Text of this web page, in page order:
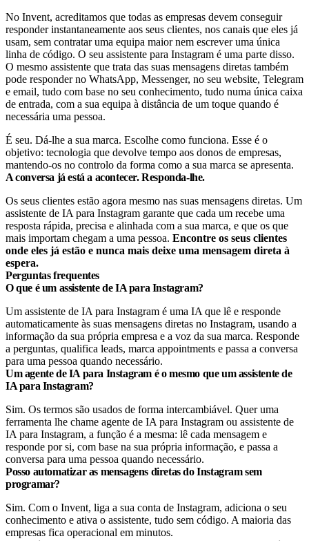
No Invent, acreditamos que todas as empresas devem conseguir
responder instantaneamente aos seus clientes, nos canais que eles já
usam, sem contratar uma equipa maior nem escrever uma única
linha de código. O seu assistente para Instagram é uma parte disso.
O mesmo assistente que trata das suas mensagens diretas também
pode responder no WhatsApp, Messenger, no seu website, Telegram
e email, tudo com base no seu conhecimento, tudo numa única caixa
de entrada, com a sua equipa à distância de um toque quando é
necessária uma pessoa.
É seu. Dá-lhe a sua marca. Escolhe como funciona. Esse é o
objetivo: tecnologia que devolve tempo aos donos de empresas,
mantendo-os no controlo da forma como a sua marca se apresenta.
A conversa já está a acontecer. Responda-lhe.
Os seus clientes estão agora mesmo nas suas mensagens diretas. Um
assistente de IA para Instagram garante que cada um recebe uma
resposta rápida, precisa e alinhada com a sua marca, e que os que
mais importam chegam a uma pessoa. Encontre os seus clientes
onde eles já estão e nunca mais deixe uma mensagem direta à
espera.
Perguntas frequentes
O que é um assistente de IA para Instagram?
Um assistente de IA para Instagram é uma IA que lê e responde
automaticamente às suas mensagens diretas no Instagram, usando a
informação da sua própria empresa e a voz da sua marca. Responde
a perguntas, qualifica leads, marca appointments e passa a conversa
para uma pessoa quando necessário.
Um agente de IA para Instagram é o mesmo que um assistente de
IA para Instagram?
Sim. Os termos são usados de forma intercambiável. Quer uma
ferramenta lhe chame agente de IA para Instagram ou assistente de
IA para Instagram, a função é a mesma: lê cada mensagem e
responde por si, com base na sua própria informação, e passa a
conversa para uma pessoa quando necessário.
Posso automatizar as mensagens diretas do Instagram sem
programar?
Sim. Com o Invent, liga a sua conta de Instagram, adiciona o seu
conhecimento e ativa o assistente, tudo sem código. A maioria das
empresas fica operacional em minutos.